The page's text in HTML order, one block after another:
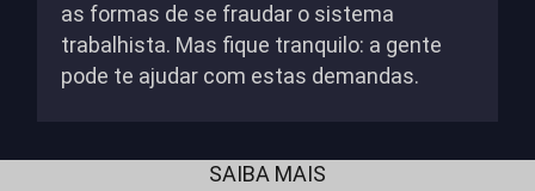
as formas de se fraudar o sistema
trabalhista. Mas fique tranquilo: a gente
pode te ajudar com estas demandas.
SAIBA MAIS